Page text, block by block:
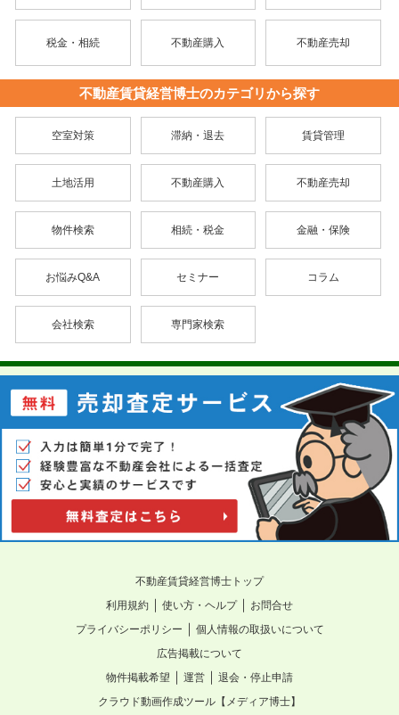
税金・相続 不動産購入 不動産売却
不動産賃貸経営博士のカテゴリから探す
空室対策 滞納・退去 賃貸管理
土地活用 不動産購入 不動産売却
物件検索 相続・税金 金融・保険
お悩みQ&A セミナー コラム
会社検索 専門家検索
不動産賃貸経営博士トップ
利用規約 ｜ 使い方・ヘルプ｜ お問合せ
プライバシーポリシー ｜ 個人情報の取扱いについて
広告掲載について
物件掲載希望 ｜ 運営 ｜ 退会・停止申請
クラウド動画作成ツール【メディア博士】